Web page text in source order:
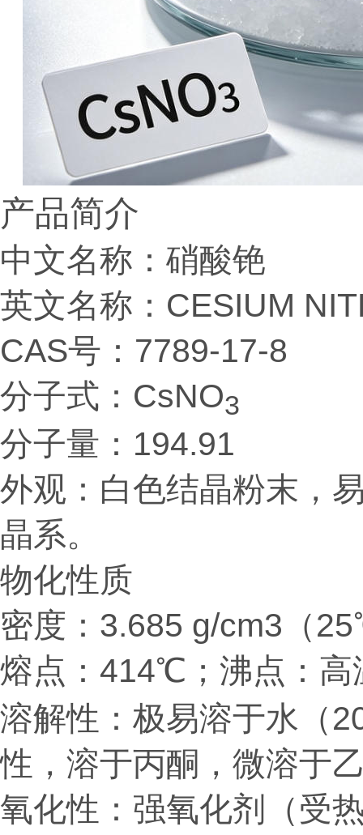
产品简介
中文名称：硝酸铯
英文名称：CESIUM
CAS号：7789-17-8
分子式：CsNO3
分子量：194.91
外观：白色结晶粉末，
晶系。
物化性质
密度：3.685 g/cm3（
熔点：414℃；沸点：高
溶解性：极易溶于水（
性， 溶于丙酮，微溶于
氧化性：强氧化剂（受